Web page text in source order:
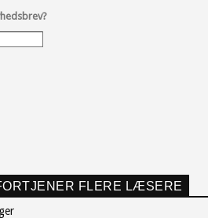
FLERE LÆSERE